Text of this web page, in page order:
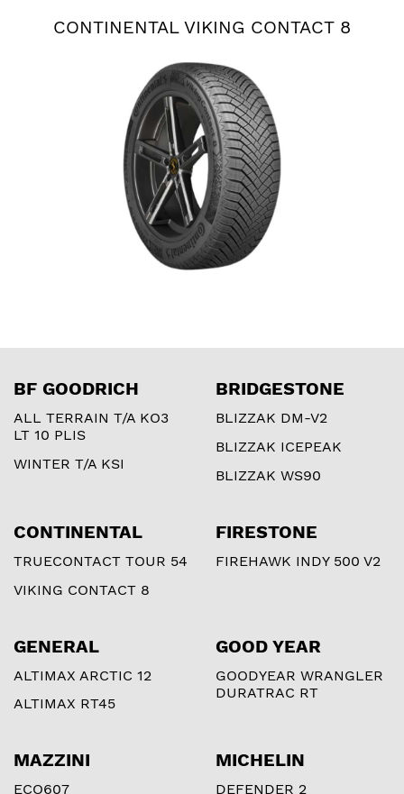
CONTINENTAL VIKING CONTACT 8
BF GOODRICH
ALL TERRAIN T/A KO3
LT 10 PLIS
WINTER T/A KSI
BRIDGESTONE
BLIZZAK DM-V2
BLIZZAK ICEPEAK
BLIZZAK WS90
CONTINENTAL
TRUECONTACT TOUR 54
VIKING CONTACT 8
FIRESTONE
FIREHAWK INDY 500 V2
GENERAL
ALTIMAX ARCTIC 12
ALTIMAX RT45
GOOD YEAR
GOODYEAR WRANGLER
DURATRAC RT
MAZZINI
ECO607
MICHELIN
DEFENDER 2